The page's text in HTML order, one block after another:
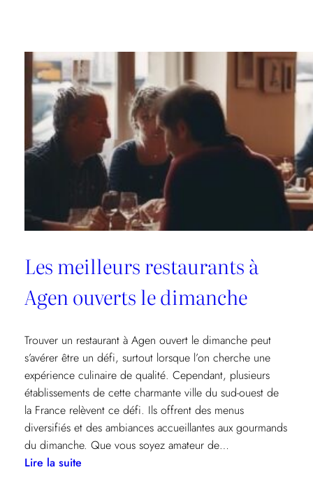
:
plats
incontournables
découvrir
Les meilleurs restaurants à
Agen ouverts le dimanche
Trouver un restaurant à Agen ouvert le dimanche peut
s’avérer être un défi, surtout lorsque l’on cherche une
expérience culinaire de qualité. Cependant, plusieurs
établissements de cette charmante ville du sud-ouest de
la France relèvent ce défi. Ils offrent des menus
diversifiés et des ambiances accueillantes aux gourmands
du dimanche. Que vous soyez amateur de…
Lire la suite: